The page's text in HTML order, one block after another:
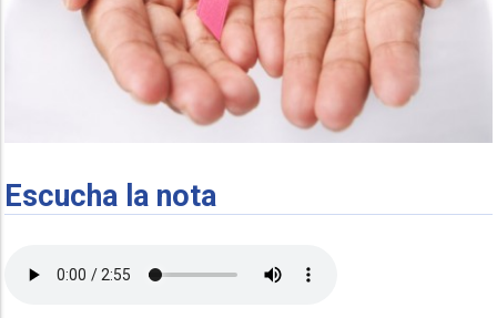
Escucha la nota